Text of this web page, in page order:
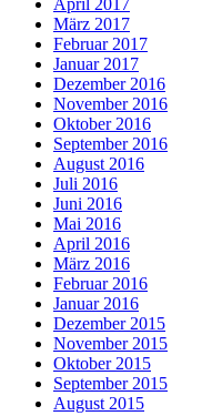
April 2017
März 2017
Februar 2017
Januar 2017
Dezember 2016
November 2016
Oktober 2016
September 2016
August 2016
Juli 2016
Juni 2016
Mai 2016
April 2016
März 2016
Februar 2016
Januar 2016
Dezember 2015
November 2015
Oktober 2015
September 2015
August 2015